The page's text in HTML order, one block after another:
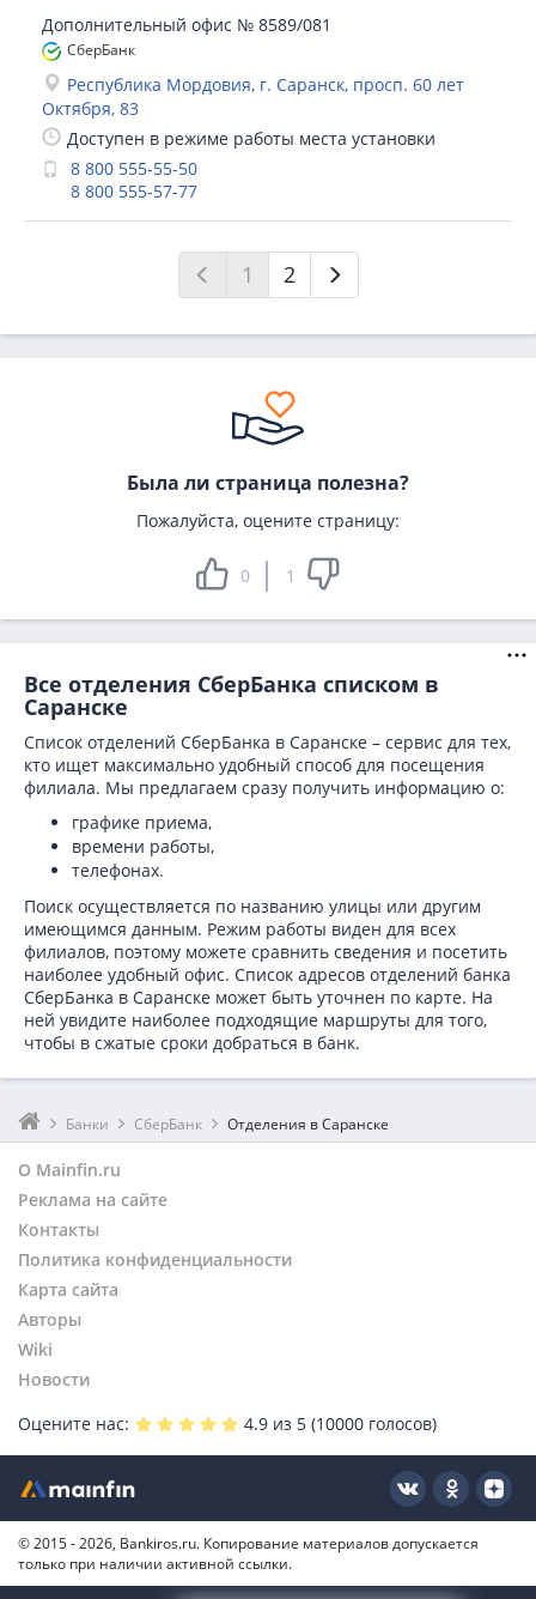
Дополнительный офис № 8589/081
СберБанк
Республика Мордовия, г. Саранск, просп. 60 лет
Октября, 83
Доступен в режиме работы места установки
8 800 555-55-50
8 800 555-57-77
1 2
Была ли страница полезна?
Пожалуйста, оцените страницу:
0 1
Все отделения СберБанка списком в
Саранске
Список отделений СберБанка в Саранске – сервис для тех,
кто ищет максимально удобный способ для посещения
филиала. Мы предлагаем сразу получить информацию о:
графике приема,
времени работы,
телефонах.
Поиск осуществляется по названию улицы или другим
имеющимся данным. Режим работы виден для всех
филиалов, поэтому можете сравнить сведения и посетить
наиболее удобный офис. Список адресов отделений банка
СберБанка в Саранске может быть уточнен по карте. На
ней увидите наиболее подходящие маршруты для того,
чтобы в сжатые сроки добраться в банк.
Банки СберБанк Отделения в Саранске
О Mainfin.ru
Реклама на сайте
Контакты
Политика конфиденциальности
Карта сайта
Авторы
Wiki
Новости
Оцените нас:
4.9 из 5 (10000 голосов)
© 2015 - 2026, Bankiros.ru. Копирование материалов допускается
только при наличии активной ссылки.